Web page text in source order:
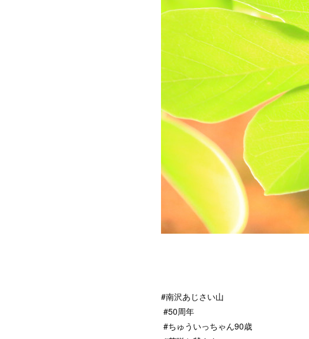
#南沢あじさい山
#50周年
#ちゅういっちゃん90歳